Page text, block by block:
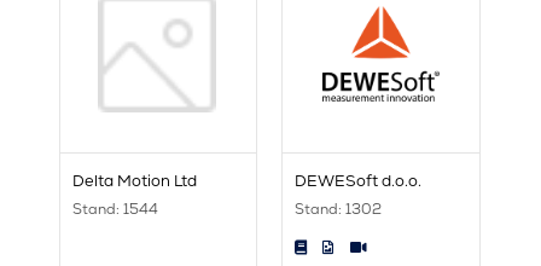
Delta Motion Ltd
Stand: 1544
DEWESoft d.o.o.
Stand: 1302